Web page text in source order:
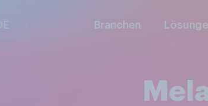
DE Branchen